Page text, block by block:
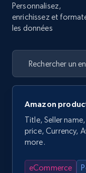
Personnalisez,
enrichissez et
les données
Amazon
Title, Seller
price, Currency,
more.
eCommerce